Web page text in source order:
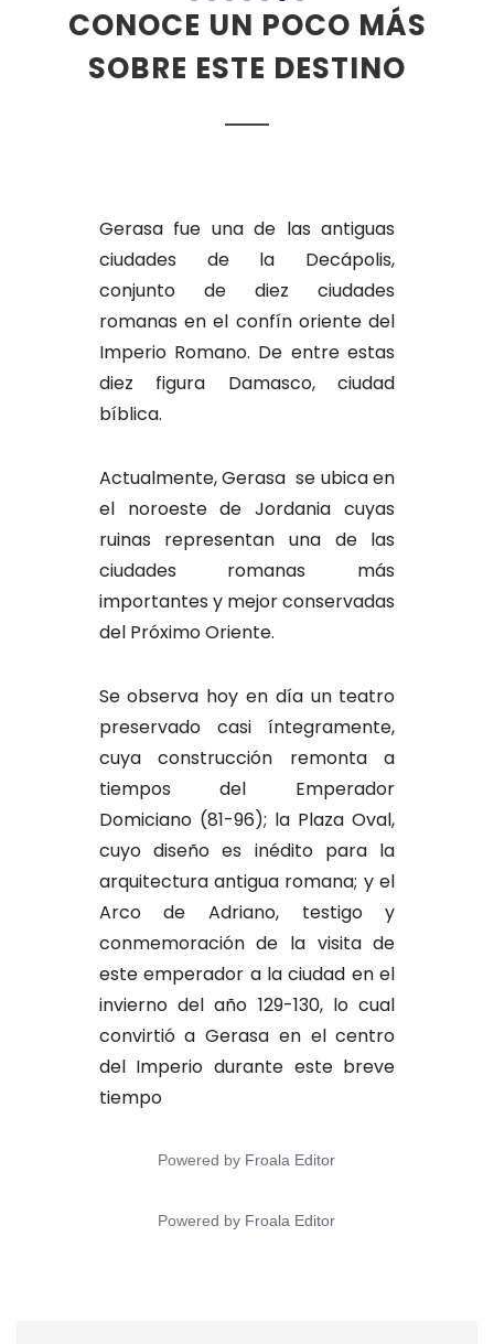
CONOCE UN POCO MÁS
SOBRE ESTE DESTINO
Gerasa fue una de las antiguas
ciudades de la Decápolis,
conjunto de diez ciudades
romanas en el confín oriente del
Imperio Romano. De entre estas
diez figura Damasco, ciudad
bíblica.
Actualmente, Gerasa se ubica en
el noroeste de Jordania cuyas
ruinas representan una de las
ciudades romanas más
importantes y mejor conservadas
del Próximo Oriente.
Se observa hoy en día un teatro
preservado casi íntegramente,
cuya construcción remonta a
tiempos del Emperador
Domiciano (81-96); la Plaza Oval,
cuyo diseño es inédito para la
arquitectura antigua romana; y el
Arco de Adriano, testigo y
conmemoración de la visita de
este emperador a la ciudad en el
invierno del año 129-130, lo cual
convirtió a Gerasa en el centro
del Imperio durante este breve
tiempo
Powered by Froala Editor
Powered by Froala Editor